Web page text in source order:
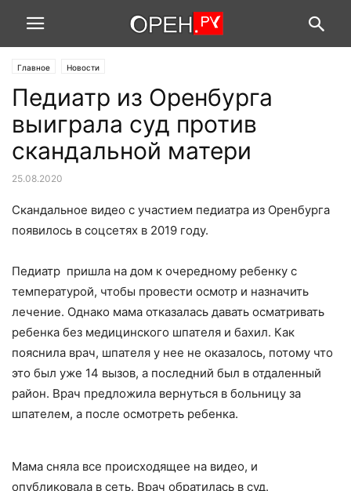
Главное Новости
Педиатр из Оренбурга
выиграла суд против
скандальной матери
25.08.2020
Скандальное видео с участием педиатра из Оренбурга
появилось в соцсетях в 2019 году.
Педиатр пришла на дом к очередному ребенку с
температурой, чтобы провести осмотр и назначить
лечение. Однако мама отказалась давать осматривать
ребенка без медицинского шпателя и бахил. Как
пояснила врач, шпателя у нее не оказалось, потому что
это был уже 14 вызов, а последний был в отдаленный
район. Врач предложила вернуться в больницу за
шпателем, а после осмотреть ребенка.
Мама сняла все происходящее на видео, и
опубликовала в сеть. Врач обратилась в суд.